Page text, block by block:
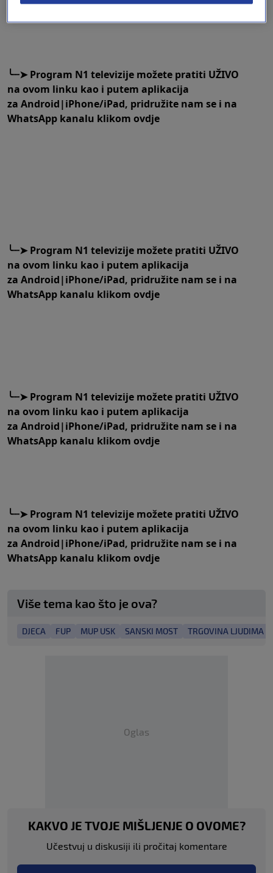
╰┈➤Program N1 televizije možete pratiti UŽIVO
na ovom linku kao i putem aplikacija
za Android|iPhone/iPad, pridružite nam se i na
WhatsApp kanalu klikom ovdje
╰┈➤Program N1 televizije možete pratiti UŽIVO
na ovom linku kao i putem aplikacija
za Android|iPhone/iPad, pridružite nam se i na
WhatsApp kanalu klikom ovdje
╰┈➤Program N1 televizije možete pratiti UŽIVO
na ovom linku kao i putem aplikacija
za Android|iPhone/iPad, pridružite nam se i na
WhatsApp kanalu klikom ovdje
╰┈➤Program N1 televizije možete pratiti UŽIVO
na ovom linku kao i putem aplikacija
za Android|iPhone/iPad, pridružite nam se i na
WhatsApp kanalu klikom ovdje
Više tema kao što je ova?
DJECA FUP MUP USK SANSKI MOST TRGOVINA LJUDIMA
Oglas
KAKVO JE TVOJE MIŠLJENJE O OVOME?
Učestvuj u diskusiji ili pročitaj komentare